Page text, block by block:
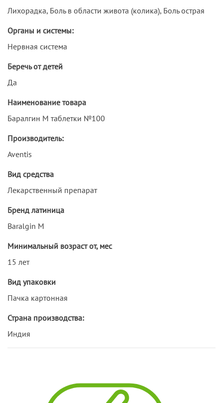
Лихорадка, Боль в области живота (колика), Боль острая
Органы и системы:
Нервная система
Беречь от детей
Да
Наименование товара
Баралгин М таблетки №100
Производитель:
Aventis
Вид средства
Лекарственный препарат
Бренд латиница
Baralgin M
Минимальный возраст от, мес
15 лет
Вид упаковки
Пачка картонная
Страна производства:
Индия